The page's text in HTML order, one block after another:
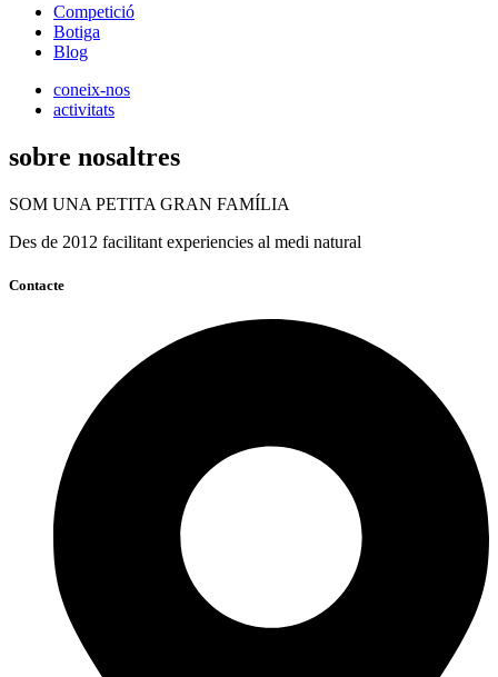
Competició
Botiga
Blog
coneix-nos
activitats
sobre nosaltres
SOM UNA PETITA GRAN FAMÍLIA
Des de 2012 facilitant experiencies al medi natural
Contacte